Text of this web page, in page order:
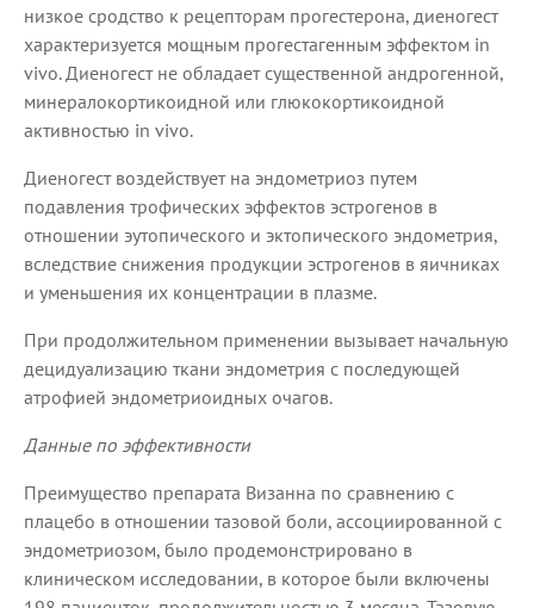
низкое сродство к рецепторам прогестерона, диеногест
характеризуется мощным прогестагенным эффектом in
vivo. Диеногест не обладает существенной андрогенной,
минералокортикоидной или глюкокортикоидной
активностью in vivo.
Диеногест воздействует на эндометриоз путем
подавления трофических эффектов эстрогенов в
отношении эутопического и эктопического эндометрия,
вследствие снижения продукции эстрогенов в яичниках
и уменьшения их концентрации в плазме.
При продолжительном применении вызывает начальную
децидуализацию ткани эндометрия с последующей
атрофией эндометриоидных очагов.
Данные по эффективности
Преимущество препарата Визанна по сравнению с
плацебо в отношении тазовой боли, ассоциированной с
эндометриозом, было продемонстрировано в
клиническом исследовании, в которое были включены